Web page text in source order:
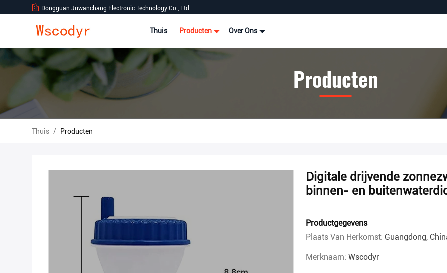
Dongguan Juwanchang Electronic Technology Co., Ltd.
Thuis Producten Over Ons
Producten
Thuis / Producten
Digitale drijvende
binnen- en
Productgegevens
Plaats Van Herkomst: Guangdong,
Merknaam: Wscodyr